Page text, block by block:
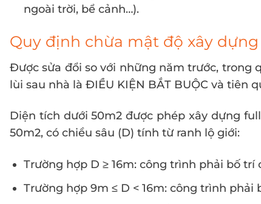
ngoài trời, bể cảnh…).
Quy định chừa mật độ xây
Được sửa đổi so với những năm trước, trong
lùi sau nhà là ĐIỀU KIỆN BẮT BUỘC và tiên
Diện tích dưới 50m2 được phép xây dựng
50m2, có chiều sâu (D) tính từ ranh lộ giới:
Trường hợp D ≥ 16m: công trình phải bố trí
Trường hợp 9m ≤ D < 16m: công trình phải